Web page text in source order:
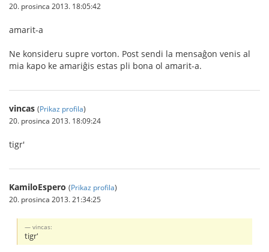
20. prosinca 2013. 18:05:42
amarit-a
Ne konsideru supre vorton. Post sendi la mensaĝon venis al
mia kapo ke amariĝis estas pli bona ol amarit-a.
vincas (Prikaz profila)
20. prosinca 2013. 18:09:24
tigr'
KamiloEspero (Prikaz profila)
20. prosinca 2013. 21:34:25
vincas:
tigr'